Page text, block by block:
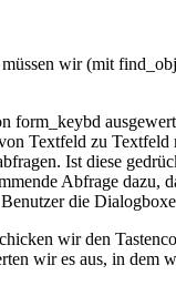
wir (mit
form_keybd
Textfeld zu
Ist diese
Abfrage dazu,
die
wir den
wir es aus, in dem